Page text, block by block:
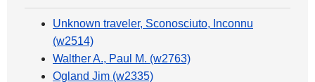
Unknown traveler, Sconosciuto, Inconnu
(w2514)
Walther A., Paul M. (w2763)
Ogland Jim (w2335)